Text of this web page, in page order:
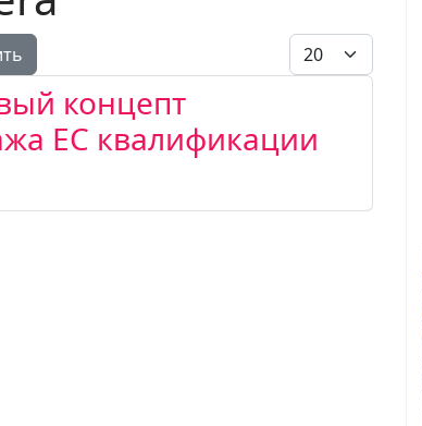
Кол-во строк:
концепт
ЕС квалификации